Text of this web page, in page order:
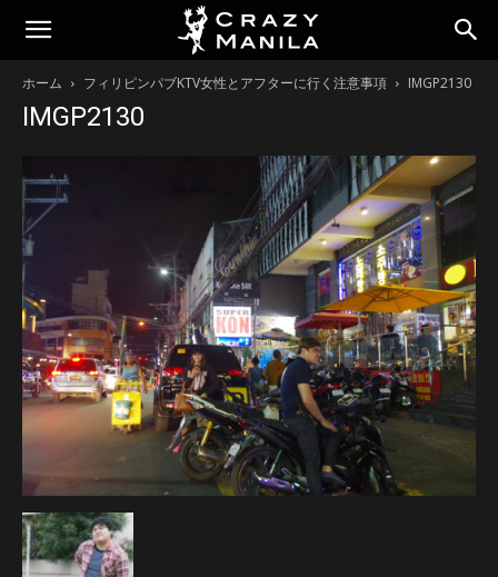
ホーム フィリピンパブKTV女性とアフターに行く注意事項 IMGP2130
IMGP2130